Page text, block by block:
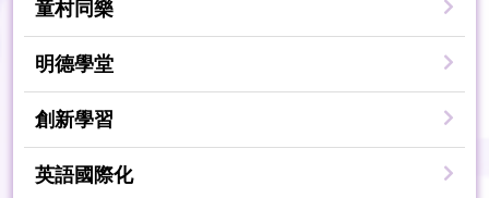
童村同樂
明德學堂
創新學習
英語國際化